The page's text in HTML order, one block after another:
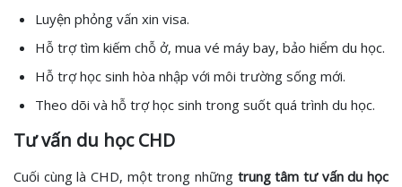
Luyện phỏng vấn xin visa.
Hỗ trợ tìm kiếm chỗ ở, mua vé máy bay, bảo hiểm du học.
Hỗ trợ học sinh hòa nhập với môi trường sống mới.
Theo dõi và hỗ trợ học sinh trong suốt quá trình du học.
Tư vấn du học CHD
Cuối cùng là CHD, một trong những trung tâm tư vấn du học